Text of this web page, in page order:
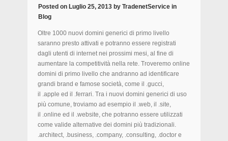
Posted on Luglio 25, 2013 by TradenetService in
Blog
Oltre 1000 nuovi domini generici di primo livello
saranno presto attivati e potranno essere registrati
dagli utenti di internet nei prossimi mesi, al fine di
aumentare la competitività nella rete. Troveremo online
domini di primo livello che andranno ad identificare
grandi brand e famose società, come il .gucci,
il .apple ed il .ferrari. Tra i nuovi domini generici di uso
più comune, troviamo ad esempio il .web, il .site,
il .online ed il .website, che potranno essere utilizzati
come valide alternative dei domini più tradizionali.
.architect, .business, .company, .consulting, .doctor e